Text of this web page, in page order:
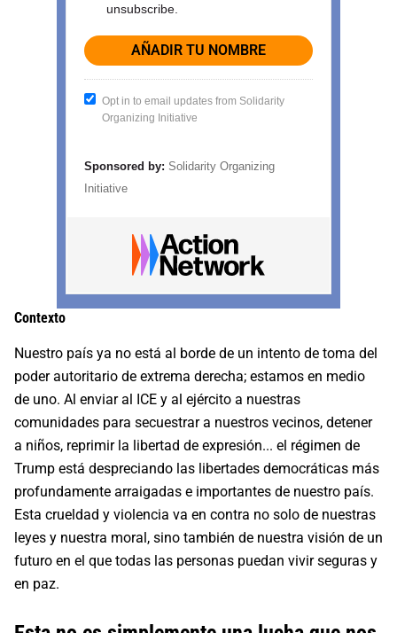
unsubscribe.
Opt in to email updates from Solidarity
Organizing Initiative
Sponsored by: Solidarity Organizing
Initiative
Contexto
Nuestro país ya no está al borde de un intento de toma del
poder autoritario de extrema derecha; estamos en medio
de uno. Al enviar al ICE y al ejército a nuestras
comunidades para secuestrar a nuestros vecinos, detener
a niños, reprimir la libertad de expresión... el régimen de
Trump está despreciando las libertades democráticas más
profundamente arraigadas e importantes de nuestro país.
Esta crueldad y violencia va en contra no solo de nuestras
leyes y nuestra moral, sino también de nuestra visión de un
futuro en el que todas las personas puedan vivir seguras y
en paz.